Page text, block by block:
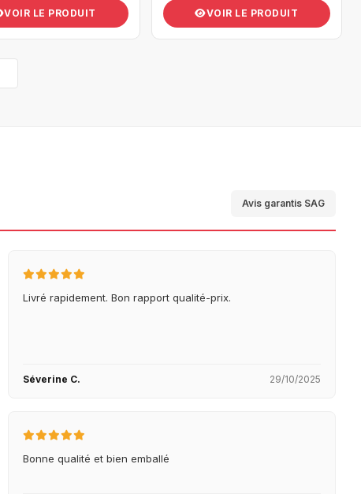
VOIR LE PRODUIT VOIR LE PRODUIT
Avis garantis SAG
Livré rapidement. Bon rapport qualité-prix.
Séverine C. 29/10/2025
Bonne qualité et bien emballé